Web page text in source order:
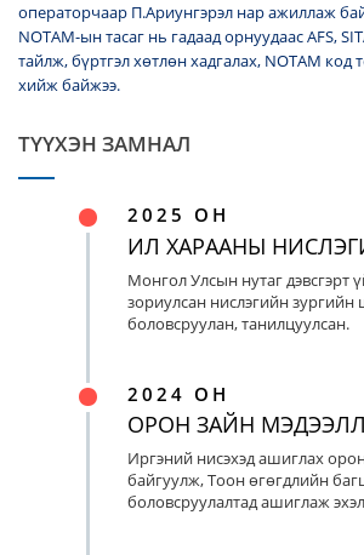
операторчаар П.Ариунгэрэл нар ажиллаж
NOTAM-ын тасаг нь гадаад орнуудаас AFS,
тайлж, бүртгэл хөтлөн хадгалах, NОТАМ код
хийж байжээ.
ТҮҮХЭН ЗАМНАЛ
2025 ОН
ИЛ ХАРААНЫ
Монгол Улсын нутаг дэвсгэрт
зориулсан нислэгийн
боловсруулан, танилцуулсан.
2024 ОН
ОРОН ЗАЙН
Иргэний нисэхэд ашиглах
байгуулж, Тоон өгөгдлийн
боловсруулалтад ашиглаж